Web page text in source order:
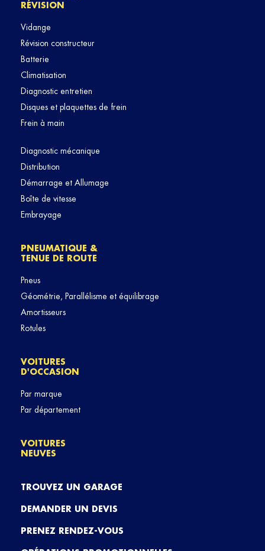
RÉVISION
Vidange
Révision constructeur
Batterie
Climatisation
Diagnostic entretien
Disques et plaquettes de frein
Frein à main
Diagnostic mécanique
Distribution
Démarrage et Allumage
Boîte de vitesse
Embrayage
PNEUMATIQUE &
TENUE DE ROUTE
Pneus
Géométrie, Parallélisme et équilibrage
Amortisseurs
Rotules
VOITURES
D'OCCASION
Par marque
Par département
VOITURES
NEUVES
TROUVEZ UN GARAGE
DEMANDER UN DEVIS
PRENEZ RENDEZ-VOUS